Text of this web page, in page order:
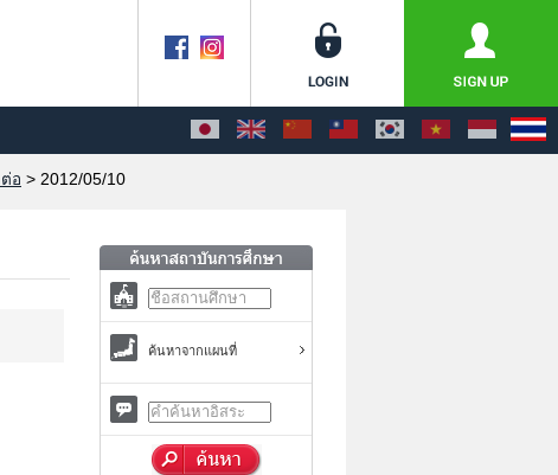
อ > 2012/05/10
ค้นหาจากแผนที่